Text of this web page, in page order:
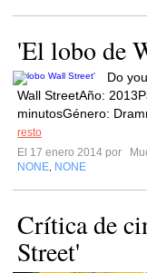
'El lobo de
Do
Wall StreetAño:
minutosGénero:
resto
El 17 enero 2014 por
NONE NONE
Crítica de
Street'